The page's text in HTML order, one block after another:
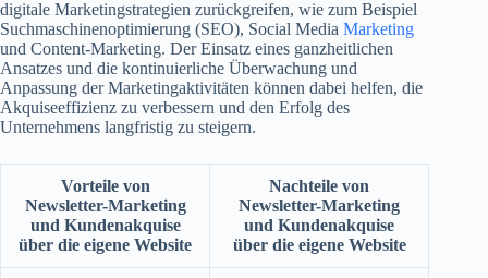
digitale Marketingstrategien zurückgreifen, wie zum Beispiel
Suchmaschinenoptimierung (SEO), Social Media Marketing
und Content-Marketing. Der Einsatz eines ganzheitlichen
Ansatzes und die kontinuierliche Überwachung und
Anpassung der Marketingaktivitäten können dabei helfen, die
Akquiseeffizienz zu verbessern und den Erfolg des
Unternehmens langfristig zu steigern.
Vorteile von
Newsletter-Marketing
und Kundenakquise
über die eigene Website
Nachteile von
Newsletter-Marketing
und Kundenakquise
über die eigene Website